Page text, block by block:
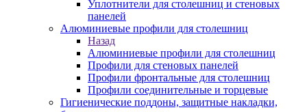
Уплотнители для столешниц и стеновых
панелей
Алюминиевые профили для столешниц
Назад
Алюминиевые профили для столешниц
Профили для стеновых панелей
Профили фронтальные для столешниц
Профили соединительные и торцевые
Гигиенические поддоны, защитные накладки,